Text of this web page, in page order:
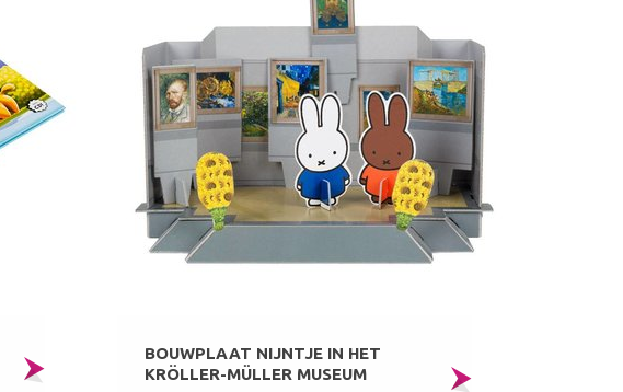
BOUWPLAAT NIJNTJE IN HET
KRÖLLER-MÜLLER MUSEUM